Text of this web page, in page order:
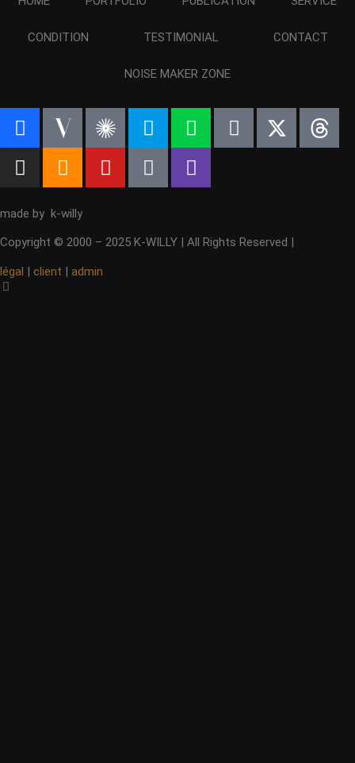
CONDITION TESTIMONIAL CONTACT
NOISE MAKER ZONE
made by k-willy
Copyright © 2000 – 2025 K-WILLY | All Rights Reserved |
légal | client | admin